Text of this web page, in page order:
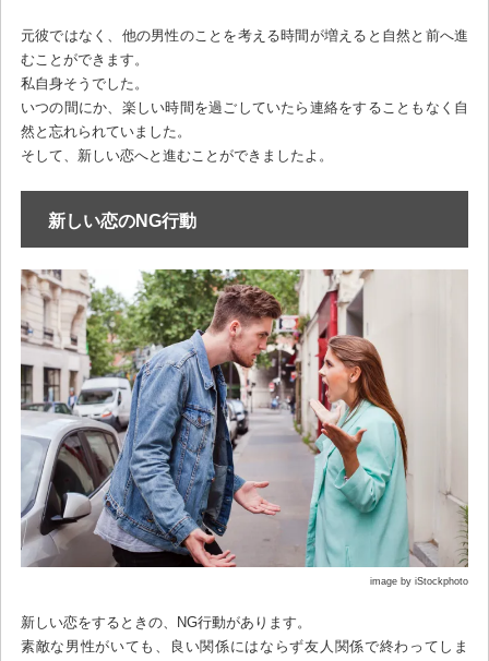
元彼ではなく、他の男性のことを考える時間が増えると自然と前へ進
むことができます。
私自身そうでした。
いつの間にか、楽しい時間を過ごしていたら連絡をすることもなく自
然と忘れられていました。
そして、新しい恋へと進むことができましたよ。
新しい恋のNG行動
image by iStockphoto
新しい恋をするときの、NG行動があります。
素敵な男性がいても、良い関係にはならず友人関係で終わってしま